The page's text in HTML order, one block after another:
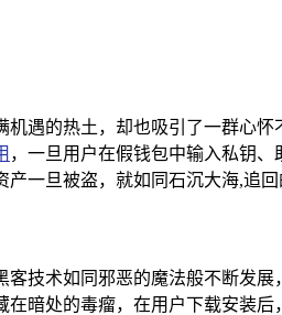
遇的热土，却也吸引了一群心
，一旦用户在假钱包中输入私钥
一旦被盗，就如同石沉大海,追回
技术如同邪恶的魔法般不断发
暗处的毒瘤，在用户下载安装